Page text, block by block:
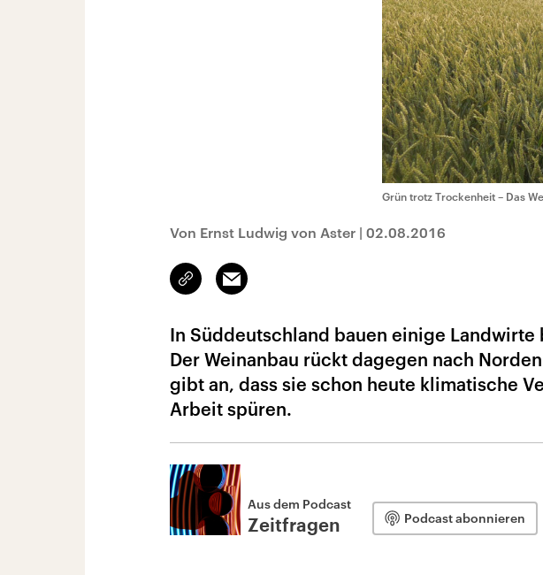
Grün trotz Trockenheit – Das
Von Ernst Ludwig von Aster | 02.08.2016
Link
kopieren/teilen
Email
In Süddeutschland bauen einige
Der Weinanbau rückt dagegen nach
gibt an, dass sie schon heute klimatische
Arbeit spüren.
Aus dem Podcast
Zeitfragen Podcast abonnieren